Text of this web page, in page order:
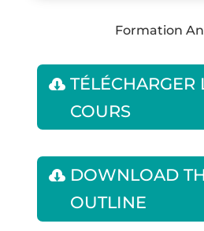
Formation
TÉLÉCHARGER
COURS
DOWNLOAD
OUTLINE